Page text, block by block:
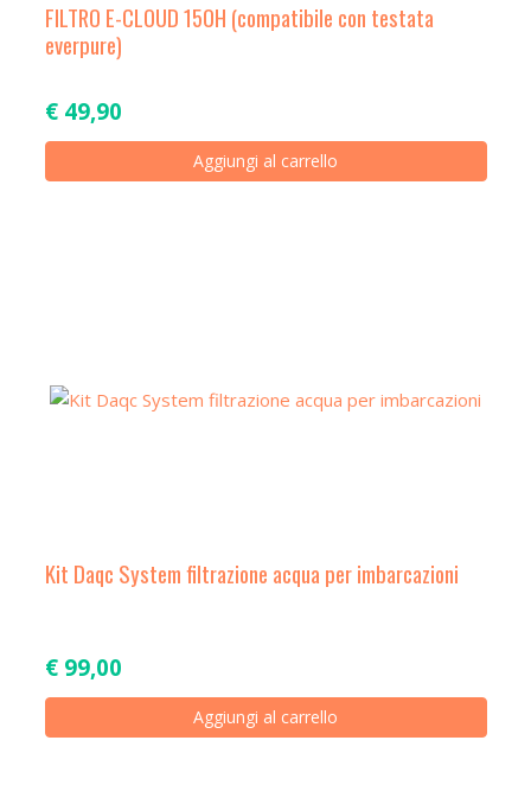
FILTRO E-CLOUD 150H (compatibile con testata
everpure)
€49,90
Aggiungi al carrello
Kit Daqc System filtrazione acqua per imbarcazioni
€99,00
Aggiungi al carrello